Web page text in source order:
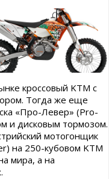
кроссовый KTM с
Тогда же еще
«Про-Левер» (Pro-
и дисковым тормозом.
мотогонщик
на 250-кубовом KTM
мира, а на